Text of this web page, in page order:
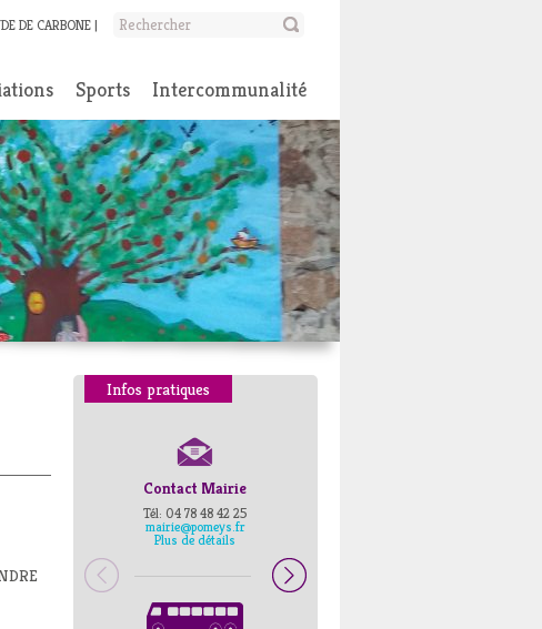
DE CARBONE
Sports Intercommunalité
Infos pratiques
Contact Mairie
Tél: 04 78 48 42 25
mairie@pomeys.fr
Plus de détails